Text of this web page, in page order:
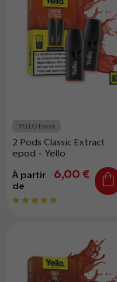
YELLO Epod
2 Pods Classic Extract
epod - Yello
À partir
de
6,00 €